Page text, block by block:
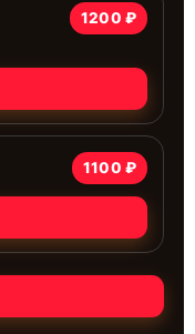
1200 ₽
1100 ₽